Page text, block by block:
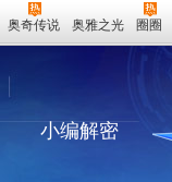
奥奇传说 奥雅之光 圈圈
小编解密